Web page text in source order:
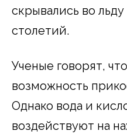
скрывались во
столетий.
Ученые говорят,
возможность
Однако вода и
воздействуют на